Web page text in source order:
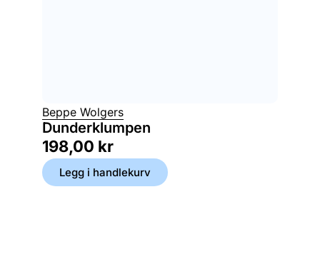
Beppe Wolgers
Dunderklumpen
198,00 kr
Legg i handlekurv